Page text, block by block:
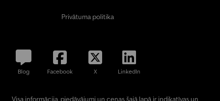
Privātuma politika
Blog Facebook X LinkedIn
Visa informācija, piedāvājumi un cenas šajā lapā ir indikatīvas un